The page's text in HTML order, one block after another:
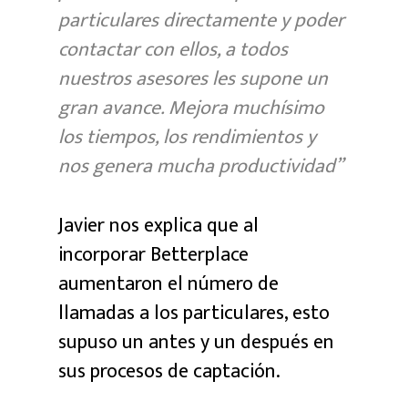
particulares directamente y poder
contactar con ellos, a todos
nuestros asesores les supone un
gran avance. Mejora muchísimo
los tiempos, los rendimientos y
nos genera mucha productividad”
Javier nos explica que al
incorporar Betterplace
aumentaron el número de
llamadas a los particulares, esto
supuso un antes y un después en
sus procesos de captación.